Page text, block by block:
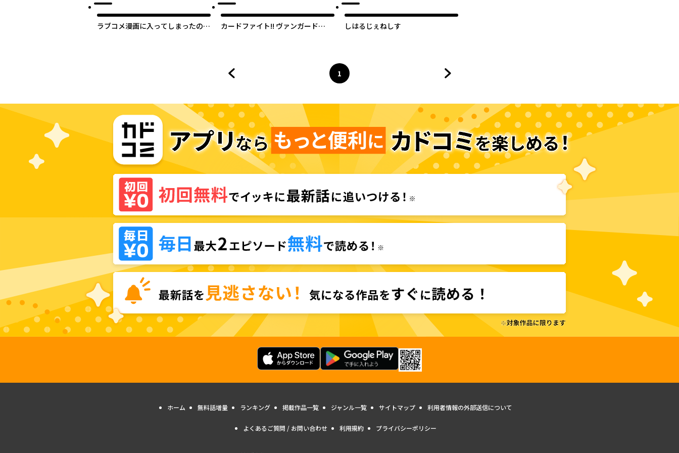
ラブコメ漫画に入ってしまったの
カードファイト!! ヴァンガード
しはるじぇねしす
ページ
1
へ
ホーム 無料話増量 ランキング 掲載作品一覧 ジャンル一覧 サイトマップ 利用者情報の外部送信について
よくあるご質問 / お問い合わせ 利用規約 プライバシーポリシー